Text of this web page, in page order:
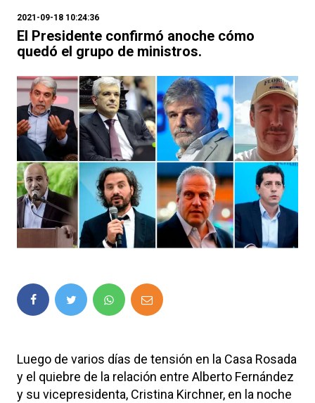
2021-09-18 10:24:36
El Presidente confirmó anoche cómo
quedó el grupo de ministros.
Luego de varios días de tensión en la Casa Rosada
y el quiebre de la relación entre Alberto Fernández
y su vicepresidenta, Cristina Kirchner, en la noche